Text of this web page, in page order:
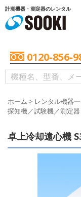
計測機器・測定器のレンタル
0120-856-
ホーム > レンタル機器
探知機／試験機／測定器
卓上冷却遠心機